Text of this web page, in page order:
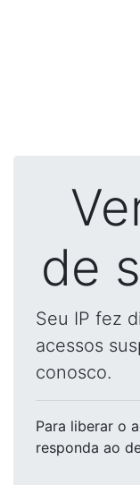
de
Seu IP fez
acessos
conosco.
Para liberar o
responda ao